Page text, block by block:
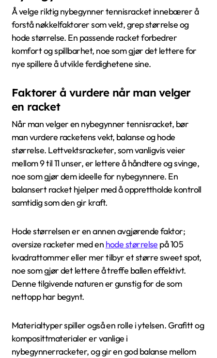
Å velge riktig nybegynner tennisracket innebærer å
forstå nøkkelfaktorer som vekt, grep størrelse og
hode størrelse. En passende racket forbedrer
komfort og spillbarhet, noe som gjør det lettere for
nye spillere å utvikle ferdighetene sine.
Faktorer å vurdere når man velger
en racket
Når man velger en nybegynner tennisracket, bør
man vurdere racketens vekt, balanse og hode
størrelse. Lettvektsracketer, som vanligvis veier
mellom 9 til 11 unser, er lettere å håndtere og svinge,
noe som gjør dem ideelle for nybegynnere. En
balansert racket hjelper med å opprettholde kontroll
samtidig som den gir kraft.
Hode størrelsen er en annen avgjørende faktor;
oversize racketer med en hode størrelse på 105
kvadrattommer eller mer tilbyr et større sweet spot,
noe som gjør det lettere å treffe ballen effektivt.
Denne tilgivende naturen er gunstig for de som
nettopp har begynt.
Materialtyper spiller også en rolle i ytelsen. Grafitt og
komposittmaterialer er vanlige i
nybegynnerracketer, og gir en god balanse mellom